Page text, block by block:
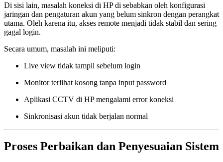
Di sisi lain, masalah koneksi di HP di sebabkan oleh konfigurasi
jaringan dan pengaturan akun yang belum sinkron dengan perangkat
utama. Oleh karena itu, akses remote menjadi tidak stabil dan sering
gagal login.
Secara umum, masalah ini meliputi:
Live view tidak tampil sebelum login
Monitor terlihat kosong tanpa input password
Aplikasi CCTV di HP mengalami error koneksi
Sinkronisasi akun tidak berjalan normal
Proses Perbaikan dan Penyesuaian Sistem